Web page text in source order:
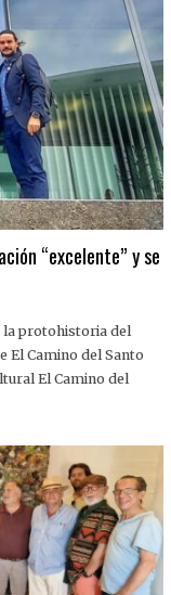
“excelente” y se
la protohistoria del
El Camino del Santo
El Camino del